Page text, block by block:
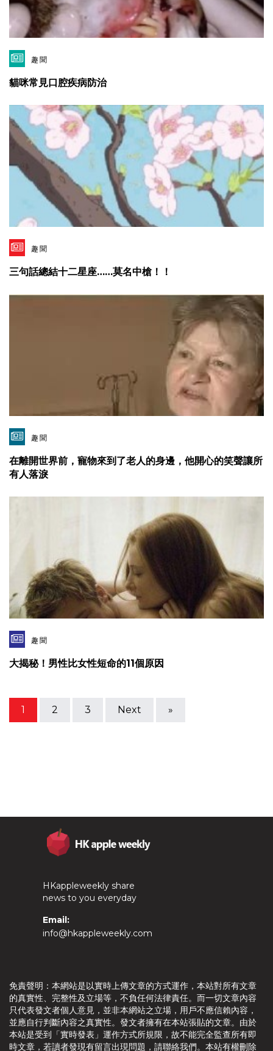
趣聞
貓咪常見口腔疾病防治
趣聞
三句話總結十二星座……莫名中槍！！
趣聞
在離開世界前，寵物來到了老人的身邊，他開心的笑聲讓所
有人落淚
趣聞
大揭秘！男性比女性短命的11個原因
1 2 3 Next »
HKappleweekly share
news to you everyday
Email:
info@hkappleweekly.com
免責聲明：本網站是以實時上傳文章的方式運作，本站對所有文章
的真實性、完整性及立場等，不負任何法律責任。而一切文章內容
只代表發文者個人意見，並非本網站之立場，用戶不應信賴內容，
並應自行判斷內容之真實性。發文者擁有在本站張貼的文章。由於
本站是受到「實時發表」運作方式所規限，故不能完全監查所有即
時文章，若讀者發現有留言出現問題，請聯絡我們。本站有權刪除